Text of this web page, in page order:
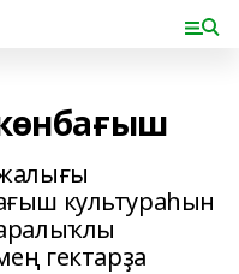
культураһын
гектарҙа